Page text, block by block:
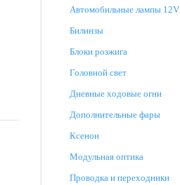
Автомобильные лампы 12V
Билинзы
Блоки розжига
Головной свет
Дневные ходовые огни
Дополнительные фары
Ксенон
Модульная оптика
Проводка и переходники